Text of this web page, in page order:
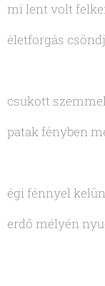
mi lent volt
életforgás
csukott
patak fényben
égi fénnyel
erdő mélyén